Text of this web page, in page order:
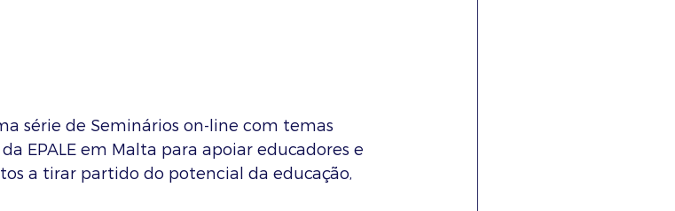
série de Seminários on-line com temas
EPALE em Malta para apoiar educadores e
a tirar partido do potencial da educação,